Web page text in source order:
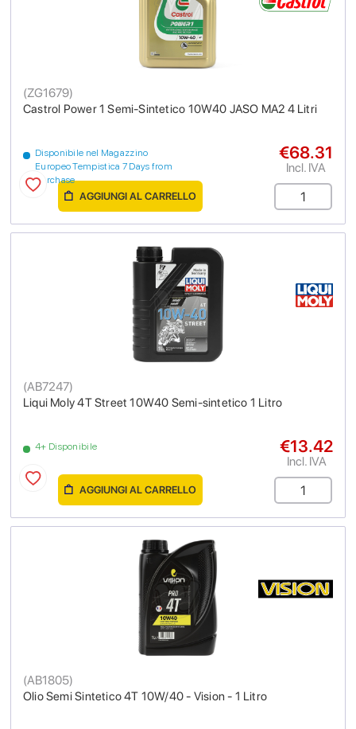
Castrol Power 1 Semi-Sintetico 10W40 JASO MA2 4 Litri
(ZG1679)
Disponibile nel Magazzino
Europeo Tempistica 7 Days from
purchase
€68.31
Incl. IVA
AGGIUNGI AL CARRELLO
Liqui Moly 4T Street 10W40 Semi-sintetico 1 Litro
(AB7247)
4+ Disponibile €13.42
Incl. IVA
AGGIUNGI AL CARRELLO
Olio Semi Sintetico 4T 10W/40 - Vision - 1 Litro
(AB1805)